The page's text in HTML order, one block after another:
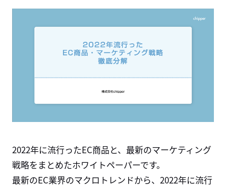
2022年に流行ったEC商品と、最新のマーケティング
戦略をまとめたホワイトペーパーです。
最新のEC業界のマクロトレンドから、2022年に流行